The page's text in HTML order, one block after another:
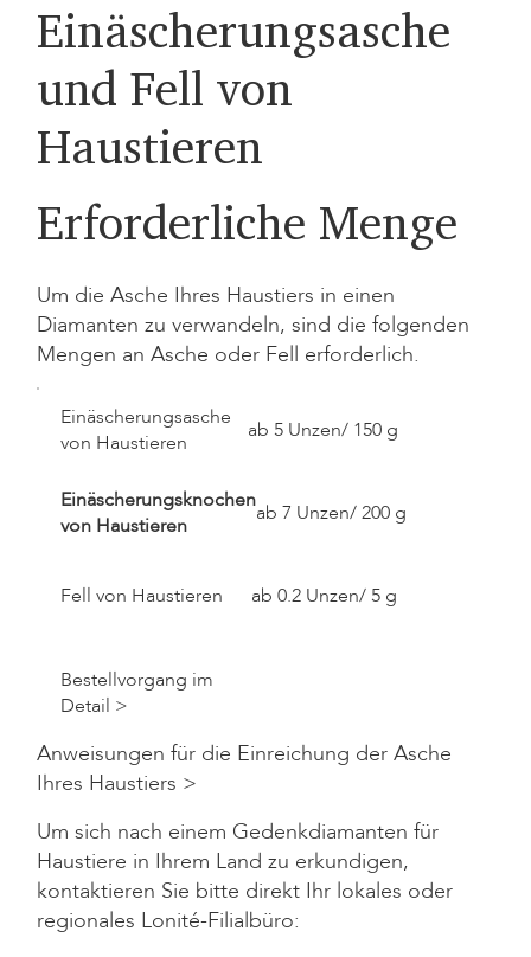
Einäscherungsasche
und Fell von
Haustieren
Erforderliche Menge
Um die Asche Ihres Haustiers in einen
Diamanten zu verwandeln, sind die folgenden
Mengen an Asche oder Fell erforderlich.
ab 5 Unzen/ 150 g
Einäscherungsasche
von Haustieren
ab 7 Unzen/ 200 g
Einäscherungsknochen
von Haustieren
ab 0.2 Unzen/ 5 g
Fell von Haustieren
Bestellvorgang im
Detail >
Anweisungen für die Einreichung der Asche
Ihres Haustiers >
Um sich nach einem Gedenkdiamanten für
Haustiere in Ihrem Land zu erkundigen,
kontaktieren Sie bitte direkt Ihr lokales oder
regionales Lonité-Filialbüro: